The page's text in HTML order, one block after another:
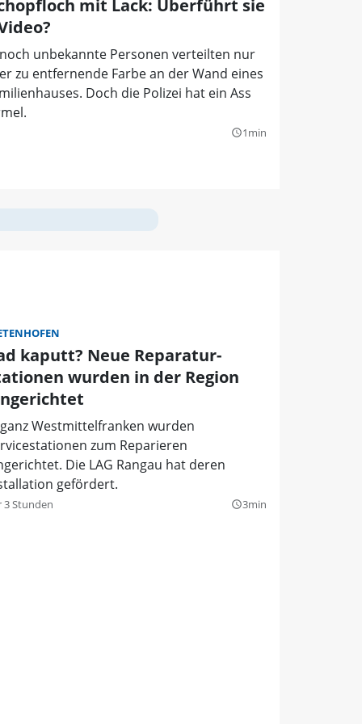
mit Lack: Überführt sie
unbekannte Personen verteilten nur
zu entfernende Farbe an der Wand eines
Doch die Polizei hat ein Ass
query_builder1min
kaputt? Neue Reparatur-
wurden in der Region
Westmittelfranken wurden
zum Reparieren
Die LAG Rangau hat deren
gefördert.
3 Stunden query_builder3min